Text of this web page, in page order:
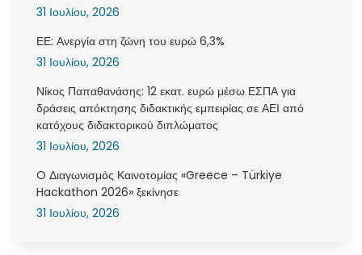
31 Ιουλίου, 2026
ΕΕ: Ανεργία στη ζώνη του ευρώ 6,3%
31 Ιουλίου, 2026
Νίκος Παπαθανάσης: 12 εκατ. ευρώ μέσω ΕΣΠΑ για
δράσεις απόκτησης διδακτικής εμπειρίας σε ΑΕΙ από
κατόχους διδακτορικού διπλώματος
31 Ιουλίου, 2026
O Διαγωνισμός Καινοτομίας «Greece – Türkiye
Hackathon 2026» ξεκίνησε
31 Ιουλίου, 2026